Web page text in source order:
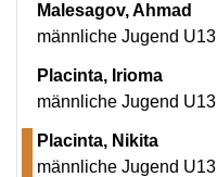
Malesagov, Ahmad
männliche Jugend
Placinta, Irioma
männliche Jugend
Placinta, Nikita
männliche Jugend